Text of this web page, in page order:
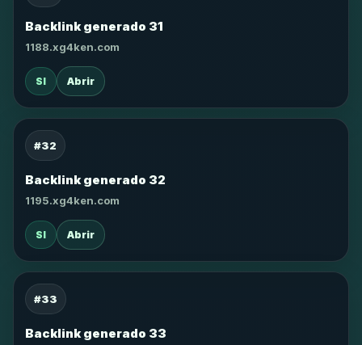
Backlink generado 31
1188.xg4ken.com
SI Abrir
#32
Backlink generado 32
1195.xg4ken.com
SI Abrir
#33
Backlink generado 33